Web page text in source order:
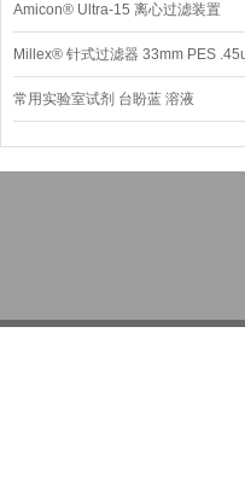
Amicon® Ultra-15 离心过滤装置
Millex® 针式过滤器 33mm PES
菌
常用实验室试剂 台盼蓝 溶液